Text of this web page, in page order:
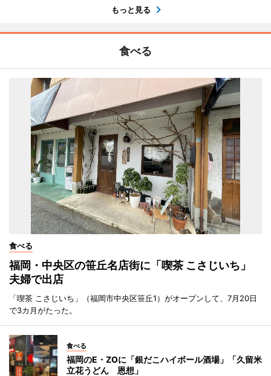
もっと見る
食べる
食べる
福岡・中央区の笹丘名店街に「喫茶 こさじいち」
夫婦で出店
「喫茶 こさじいち」（福岡市中央区笹丘1）がオープンして、7月20日
で3カ月がたった。
食べる
福岡のE・ZOに「銀だこハイボール酒場」「久留米
立花うどん 恩想」